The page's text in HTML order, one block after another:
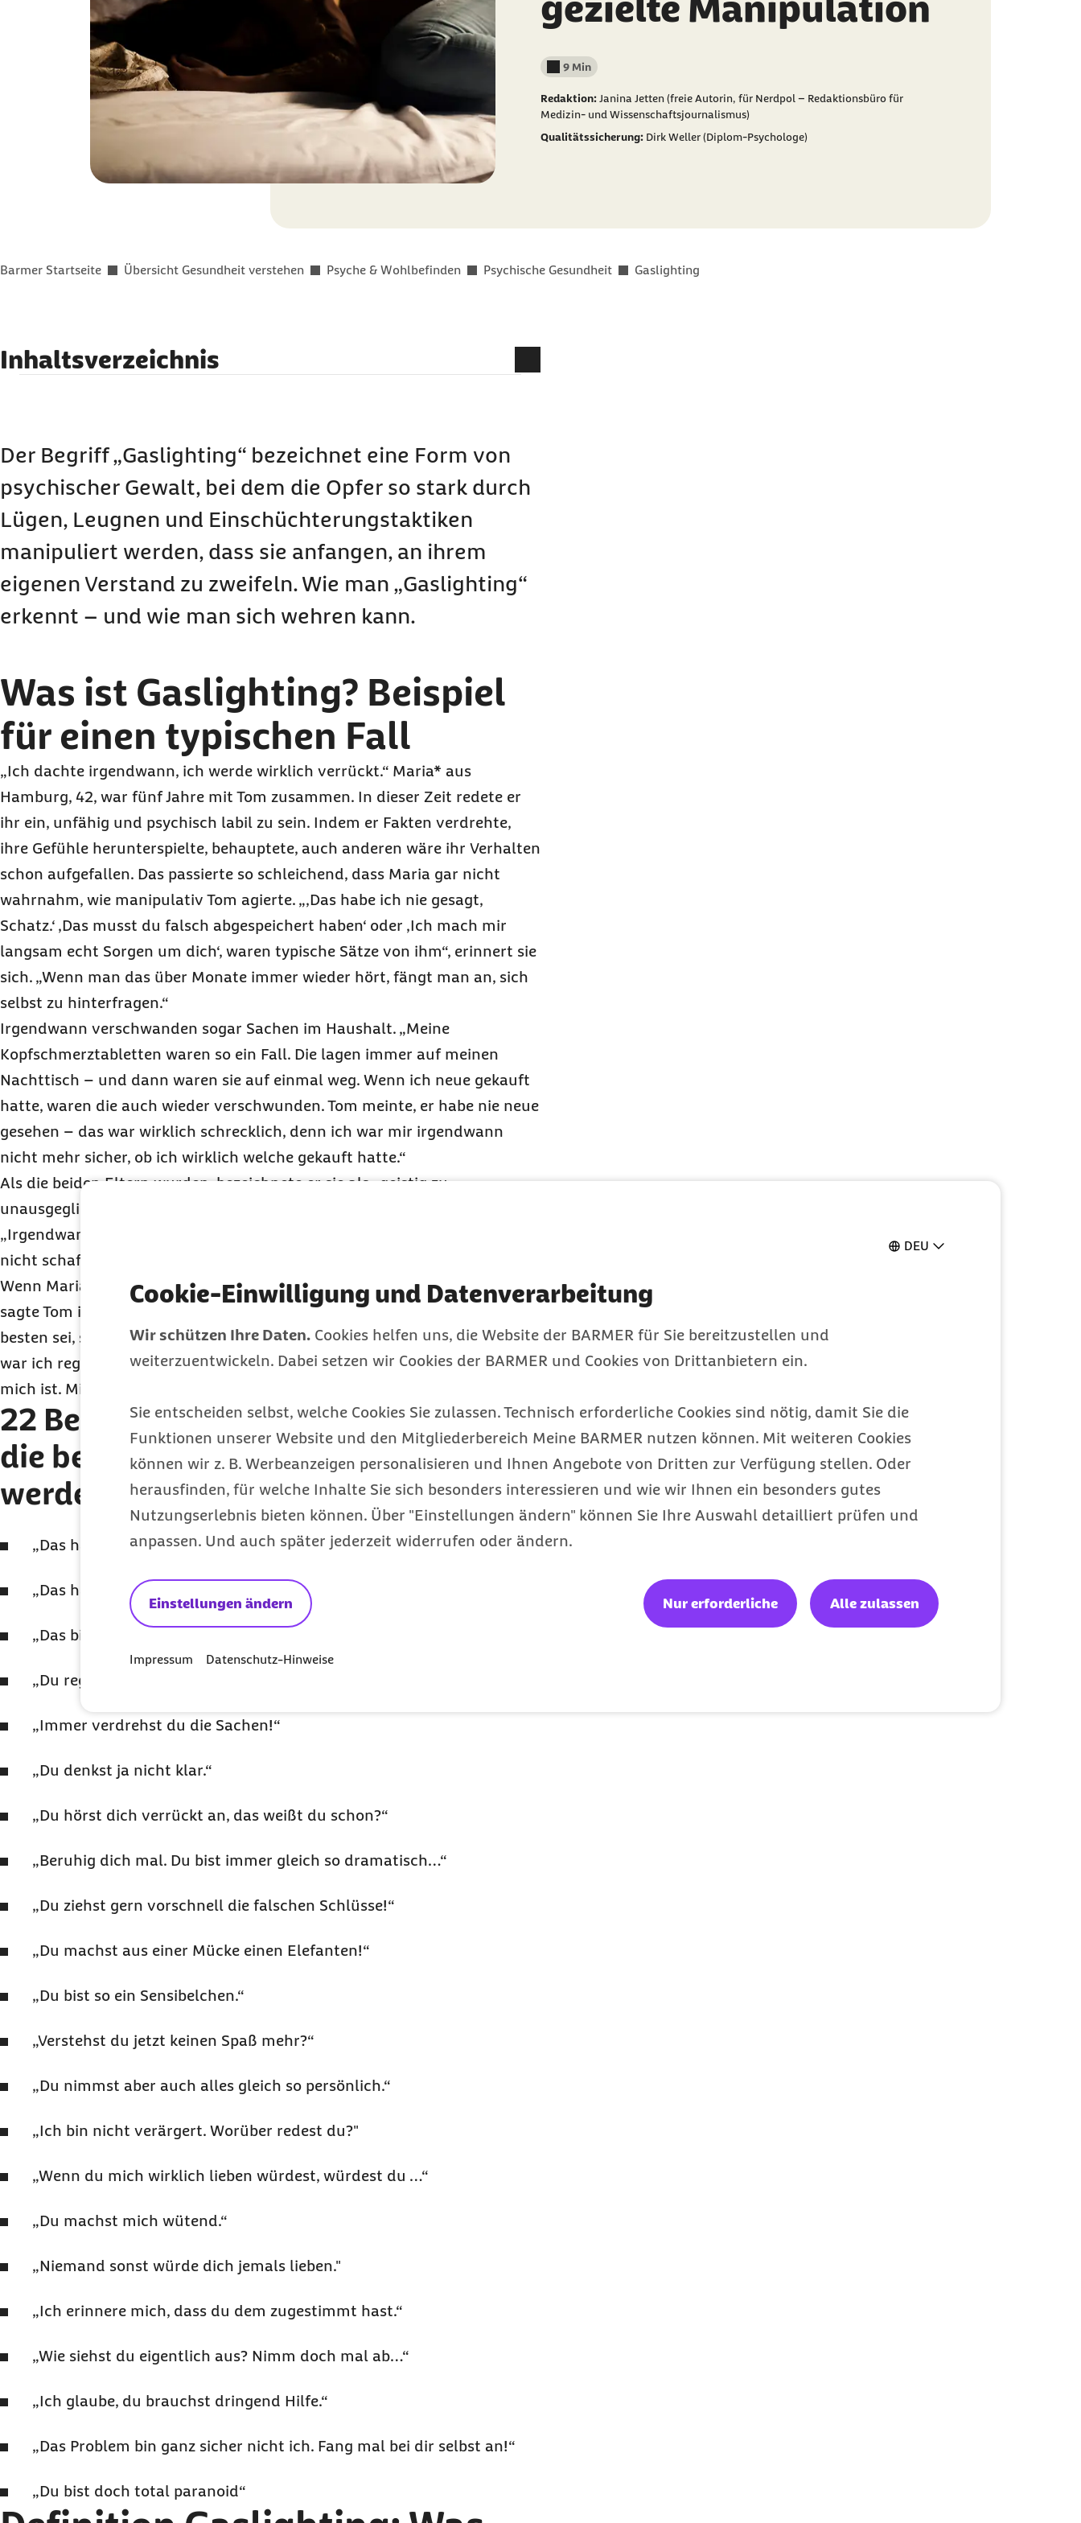
DEU
Cookie-Einwilligung und Datenverarbeitung
Wir schützen Ihre Daten. Cookies helfen uns, die Website der BARMER für Sie bereitzustellen und
weiterzuentwickeln. Dabei setzen wir Cookies der BARMER und Cookies von Drittanbietern ein.
Sie entscheiden selbst, welche Cookies Sie zulassen. Technisch erforderliche Cookies sind nötig, damit Sie die
Funktionen unserer Website und den Mitgliederbereich Meine BARMER nutzen können. Mit weiteren Cookies
können wir z. B. Werbeanzeigen personalisieren und Ihnen Angebote von Dritten zur Verfügung stellen. Oder
herausfinden, für welche Inhalte Sie sich besonders interessieren und wie wir Ihnen ein besonders gutes
Nutzungserlebnis bieten können. Über "Einstellungen ändern" können Sie Ihre Auswahl detailliert prüfen und
anpassen. Und auch später jederzeit widerrufen oder ändern.
Einstellungen ändern Nur erforderliche Alle zulassen
Impressum Datenschutz-Hinweise
Lesedauer weniger als
9 Min
Redaktion:Janina Jetten (freie Autorin, für Nerdpol – Redaktionsbüro für
Medizin- und Wissenschaftsjournalismus)
Qualitätssicherung: Dirk Weller (Diplom-Psychologe)
Sie befinden sich hier:
Barmer Startseite Übersicht Gesundheit verstehen Psyche & Wohlbefinden Psychische Gesundheit Gaslighting
Inhaltsverzeichnis
Welche Merkmale hat „ Gaslighting“ und wie läuft es ab?
GaslightingTest: Typische Anzeichen, dass es sich um „ Gaslighting“
handeln könnte
Schon „ Gaslighting
Was steckt hinter „ Gaslighting“?
Welche Auswirkungen und Folgen hat „Gaslighting ?
Wie kann man sich gegenGaslightingwehren?
Der Begriff „Gaslighting“ bezeichnet eine Form von
psychischer Gewalt, bei dem die Opfer so stark durch
Lügen, Leugnen und Einschüchterungstaktiken
manipuliert werden, dass sie anfangen, an ihrem
eigenen Verstand zu zweifeln. Wie man „Gaslighting“
erkennt – und wie man sich wehren kann.
Was ist Gaslighting? Beispiel
für einen typischen Fall
„Ich dachte irgendwann, ich werde wirklich verrückt.“ Maria* aus
Hamburg, 42, war fünf Jahre mit Tom zusammen. In dieser Zeit redete er
ihr ein, unfähig und psychisch labil zu sein. Indem er Fakten verdrehte,
ihre Gefühle herunterspielte, behauptete, auch anderen wäre ihr Verhalten
schon aufgefallen. Das passierte so schleichend, dass Maria gar nicht
wahrnahm, wie manipulativ Tom agierte. „,Das habe ich nie gesagt,
Schatz.‘ ,Das musst du falsch abgespeichert haben‘ oder ,Ich mach mir
langsam echt Sorgen um dich‘, waren typische Sätze von ihm“, erinnert sie
sich. „Wenn man das über Monate immer wieder hört, fängt man an, sich
selbst zu hinterfragen.“
Irgendwann verschwanden sogar Sachen im Haushalt. „Meine
Kopfschmerztabletten waren so ein Fall. Die lagen immer auf meinen
Nachttisch – und dann waren sie auf einmal weg. Wenn ich neue gekauft
hatte, waren die auch wieder verschwunden. Tom meinte, er habe nie neue
gesehen – das war wirklich schrecklich, denn ich war mir irgendwann
nicht mehr sicher, ob ich wirklich welche gekauft hatte.“
Als die beiden Eltern wurden, bezeichnete er sie als „geistig zu
unausgeglichen“, um sich ums Kind zu kümmern – weil das
„Irgendwann entschuldigte ich mich, sobald die Kleine schrie, weil ich es
nicht schaffte, sie sofort zu beruhigen.“
Wenn Marias Mutter oder Freundinnen und Freunde sie besuchen wollten,
sagte Tom ihnen, dass Maria gerade keine gute Phase habe und es am
besten sei, sie in Ruhe zu lassen. So isolierte er sie zunehmend. „Darüber
war ich regelrecht dankbar, weil ich dachte, nur Tom weiß, was gut für
mich ist. Mir selbst traute ich nichts mehr zu“, erinnert sich Maria.
22 Beispiele für typische Sprüche,
die beim „Gaslighting“ benutzt
werden:
„Das hast du so nie gesagt!“
„Das habe ich nie gesagt. Dein Gedächtnis ist unterirdisch.“
„Das bildest du dir ein!“
„Du regst dich über Nichts auf!“
„Immer verdrehst du die Sachen!“
„Du denkst ja nicht klar.“
„Du hörst dich verrückt an, das weißt du schon?“
„Beruhig dich mal. Du bist immer gleich so dramatisch…“
„Du ziehst gern vorschnell die falschen Schlüsse!“
„Du machst aus einer Mücke einen Elefanten!“
„Du bist so ein Sensibelchen.“
„Verstehst du jetzt keinen Spaß mehr?“
„Du nimmst aber auch alles gleich so persönlich.“
„Ich bin nicht verärgert. Worüber redest du?"
„Wenn du mich wirklich lieben würdest, würdest du …“
„Du machst mich wütend.“
„Niemand sonst würde dich jemals lieben."
„Ich erinnere mich, dass du dem zugestimmt hast.“
„Wie siehst du eigentlich aus? Nimm doch mal ab…“
„Ich glaube, du brauchst dringend Hilfe.“
„Das Problem bin ganz sicher nicht ich. Fang mal bei dir selbst an!“
„Du bist doch total paranoid“